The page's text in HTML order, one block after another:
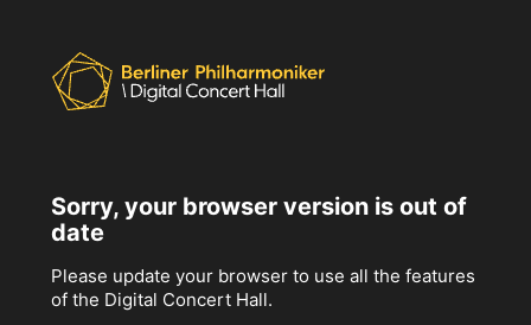
Sorry, your browser version is out of
date
Please update your browser to use all the features
of the Digital Concert Hall.